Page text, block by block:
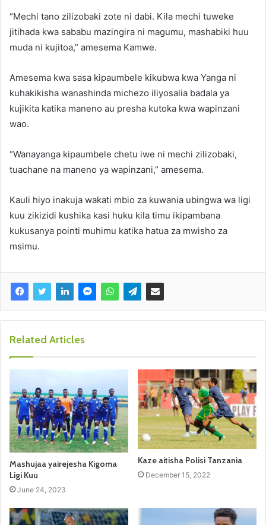
“Mechi tano zilizobaki zote ni dabi. Kila mechi tuweke
jitihada kwa sababu mazingira ni magumu, mashabiki huu
muda ni kujitoa,” amesema Kamwe.
Amesema kwa sasa kipaumbele kikubwa kwa Yanga ni
kuhakikisha wanashinda michezo iliyosalia badala ya
kujikita katika maneno au presha kutoka kwa wapinzani
wao.
“Wanayanga kipaumbele chetu iwe ni mechi zilizobaki,
tuachane na maneno ya wapinzani,” amesema.
Kauli hiyo inakuja wakati mbio za kuwania ubingwa wa ligi
kuu zikizidi kushika kasi huku kila timu ikipambana
kukusanya pointi muhimu katika hatua za mwisho za
msimu.
Related Articles
Mashujaa yairejesha Kigoma
Ligi Kuu
June 24, 2023
Kaze aitisha Polisi Tanzania
December 15, 2022